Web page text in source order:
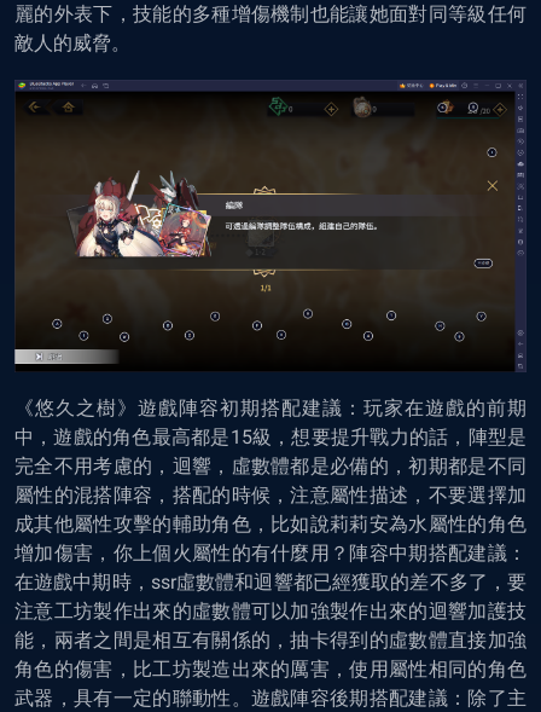
麗的外表下，技能的多種增傷機制也能讓她面對同等級任何
敵人的威脅。
《悠久之樹》遊戲陣容初期搭配建議：玩家在遊戲的前期
中，遊戲的角色最高都是15級，想要提升戰力的話，陣型是
完全不用考慮的，迴響，虛數體都是必備的，初期都是不同
屬性的混搭陣容，搭配的時候，注意屬性描述，不要選擇加
成其他屬性攻擊的輔助角色，比如說莉莉安為水屬性的角色
增加傷害，你上個火屬性的有什麼用？陣容中期搭配建議：
在遊戲中期時，ssr虛數體和迴響都已經獲取的差不多了，要
注意工坊製作出來的虛數體可以加強製作出來的迴響加護技
能，兩者之間是相互有關係的，抽卡得到的虛數體直接加強
角色的傷害，比工坊製造出來的厲害，使用屬性相同的角色
武器，具有一定的聯動性。遊戲陣容後期搭配建議：除了主